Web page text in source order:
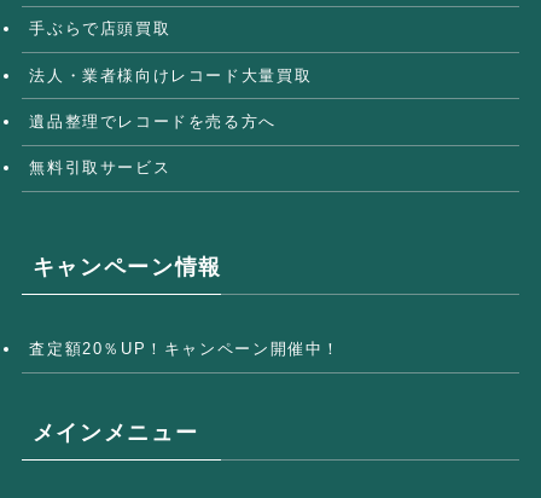
手ぶらで店頭買取
法人・業者様向けレコード大量買取
遺品整理でレコードを売る方へ
無料引取サービス
キャンペーン情報
査定額20％UP！キャンペーン開催中！
メインメニュー